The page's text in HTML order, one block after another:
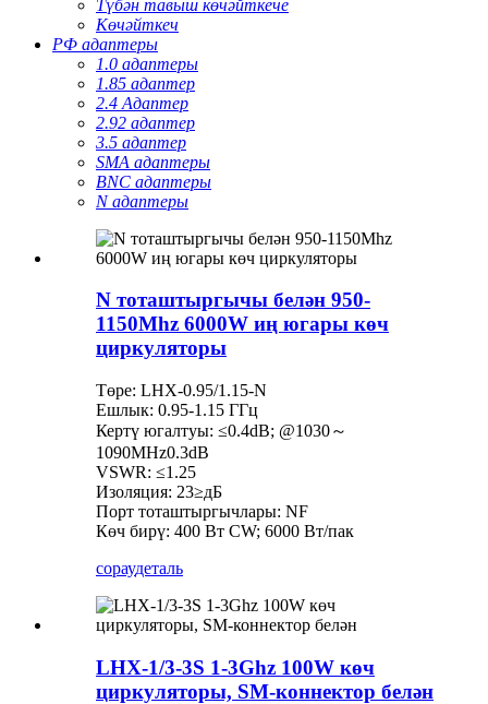
Түбән тавыш көчәйткече
Көчәйткеч
РФ адаптеры
1.0 адаптеры
1.85 адаптер
2.4 Адаптер
2.92 адаптер
3.5 адаптер
SMA адаптеры
BNC адаптеры
N адаптеры
N тоташтыргычы белән 950-
1150Mhz 6000W иң югары көч
циркуляторы
Төре: LHX-0.95/1.15-N
Ешлык: 0.95-1.15 ГГц
Кертү югалтуы: ≤0.4dB; @1030～
1090MHz0.3dB
VSWR: ≤1.25
Изоляция: 23≥дБ
Порт тоташтыргычлары: NF
Көч бирү: 400 Вт CW; 6000 Вт/пак
сораудеталь
LHX-1/3-3S 1-3Ghz 100W көч
циркуляторы, SM-коннектор белән